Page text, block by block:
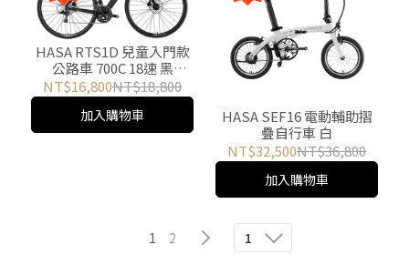
HASA RTS1D 兒童入門款
公路車 700C 18速 黑
(2026New)
NT$16,800NT$18,800
加入購物車
HASA SEF16 電動輔助摺
疊自行車 白
NT$32,500NT$36,800
加入購物車
1 2 1